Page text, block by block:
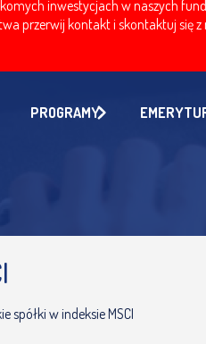
inwestycjach w naszych
przerwij kontakt i skontaktuj się
PROGRAMY
spółki w indeksie MSCI